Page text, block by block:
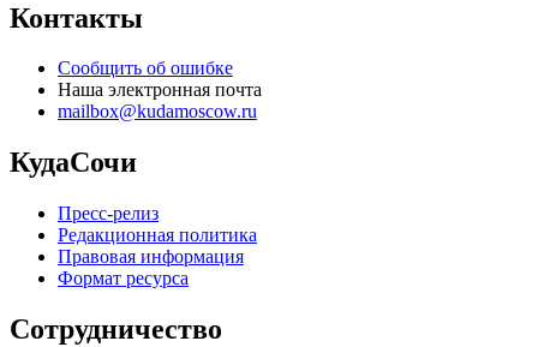
Контакты
Сообщить об ошибке
Наша электронная почта
mailbox@kudamoscow.ru
КудаСочи
Пресс-релиз
Редакционная политика
Правовая информация
Формат ресурса
Сотрудничество